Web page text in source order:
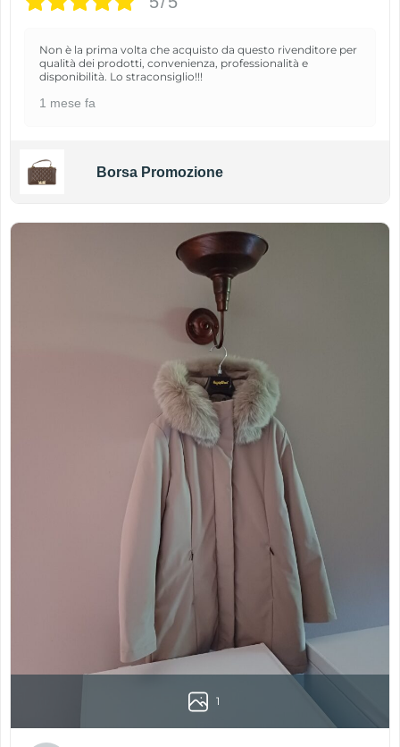
Non è la prima volta che acquisto da questo rivenditore per
qualità dei prodotti, convenienza, professionalità e
disponibilità. Lo straconsiglio!!!
1 mese fa
Borsa Promozione
1